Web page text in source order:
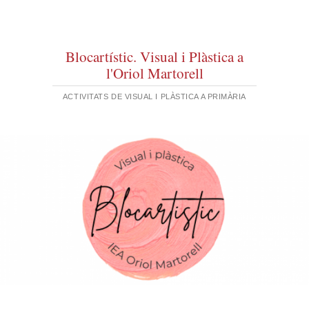
Blocartístic. Visual i Plàstica a
l'Oriol Martorell
ACTIVITATS DE VISUAL I PLÀSTICA A PRIMÀRIA